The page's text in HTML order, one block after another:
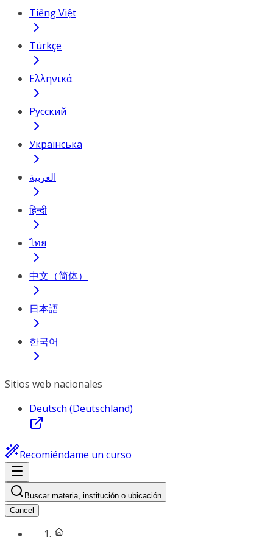
Tiếng Việt
Türkçe
Ελληνικά
Русский
Українська
العربية
हिन्दी
ไทย
中文（简体）
日本語
한국어
Sitios web nacionales
Deutsch (Deutschland)
Recomiéndame un curso
Buscar materia, institución o ubicación
Cancel